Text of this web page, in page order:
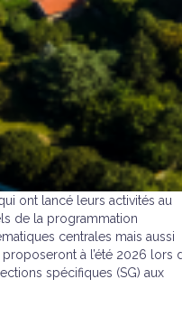
ont lancé leurs activités au
de la programmation
centrales mais aussi
à l’été 2026 lors
spécifiques (SG) aux